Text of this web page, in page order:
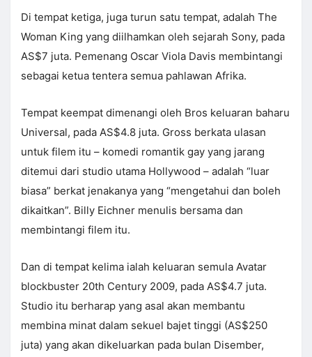
Di tempat ketiga, juga turun satu tempat, adalah The
Woman King yang diilhamkan oleh sejarah Sony, pada
AS$7 juta. Pemenang Oscar Viola Davis membintangi
sebagai ketua tentera semua pahlawan Afrika.
Tempat keempat dimenangi oleh Bros keluaran baharu
Universal, pada AS$4.8 juta. Gross berkata ulasan
untuk filem itu – komedi romantik gay yang jarang
ditemui dari studio utama Hollywood – adalah “luar
biasa” berkat jenakanya yang “mengetahui dan boleh
dikaitkan”. Billy Eichner menulis bersama dan
membintangi filem itu.
Dan di tempat kelima ialah keluaran semula Avatar
blockbuster 20th Century 2009, pada AS$4.7 juta.
Studio itu berharap yang asal akan membantu
membina minat dalam sekuel bajet tinggi (AS$250
juta) yang akan dikeluarkan pada bulan Disember,